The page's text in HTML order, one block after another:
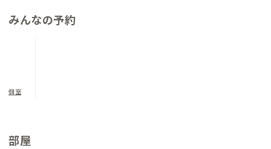
みんなの予約
個室
部屋